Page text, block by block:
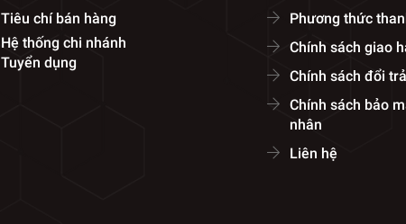
Tiêu chí bán hàng
Hệ thống chi nhánh
Tuyển dụng
Phương thức
Chính sách giao
Chính sách đổi
Chính sách bảo
nhân
Liên hệ